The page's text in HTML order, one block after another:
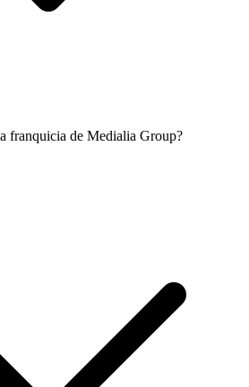
franquicia de Medialia Group?